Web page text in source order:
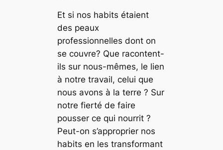
Et si nos habits étaient
des peaux
professionnelles dont on
se couvre? Que racontent-
ils sur nous-mêmes, le lien
à notre travail, celui que
nous avons à la terre ? Sur
notre fierté de faire
pousser ce qui nourrit ?
Peut-on s’approprier nos
habits en les transformant